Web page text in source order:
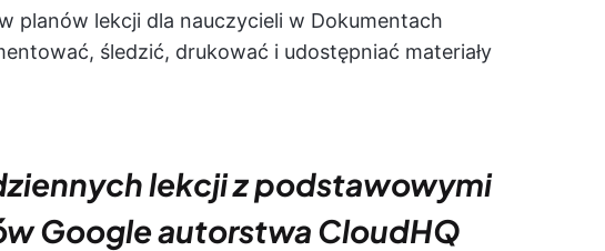
planów lekcji dla nauczycieli w Dokumentach
śledzić, drukować i udostępniać materiały
lekcji z podstawowymi
Google autorstwa CloudHQ